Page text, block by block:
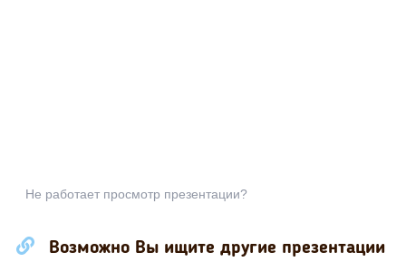
Не работает просмотр презентации?
Возможно Вы ищите другие презентации